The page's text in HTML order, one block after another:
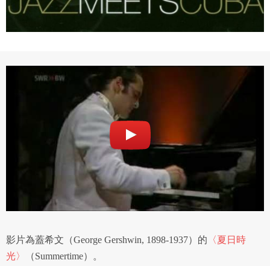
影片為蓋希文（George Gershwin, 1898-1937）的 〈夏日時
光〉
（Summertime）。